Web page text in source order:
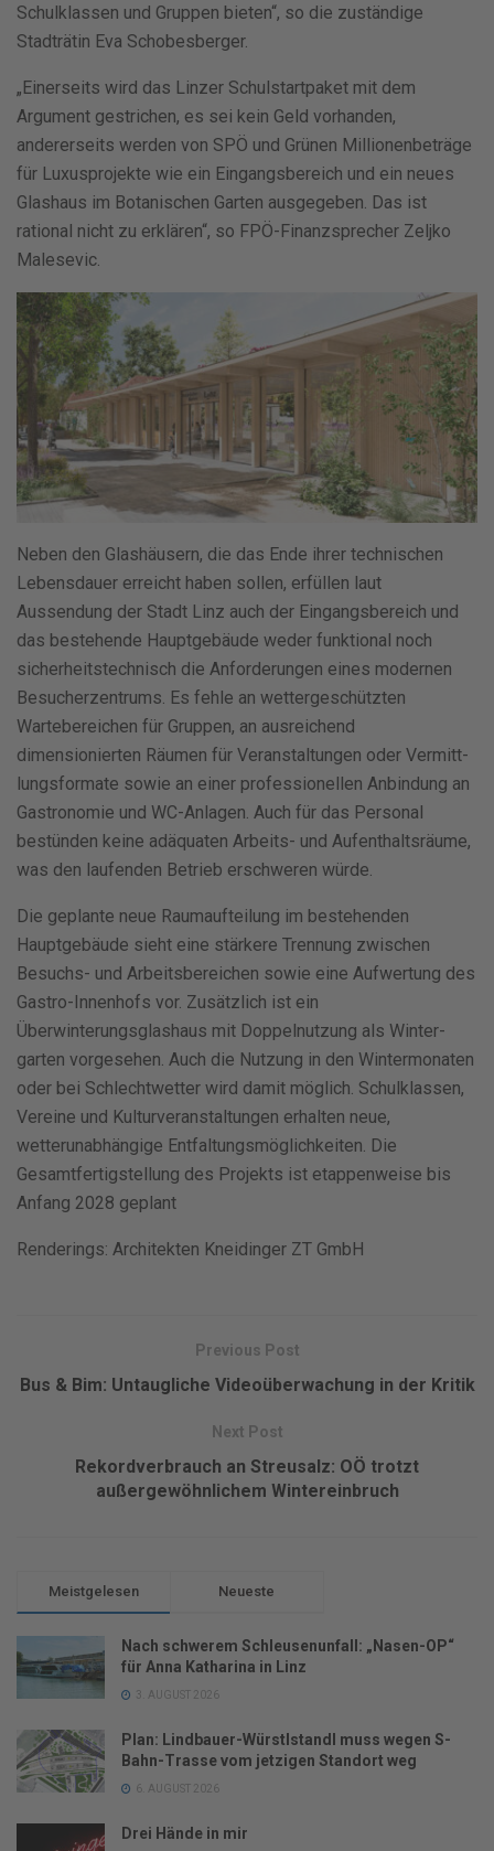
Schulklassen und Gruppen bieten“, so die zuständige
Stadträtin Eva Schobesberger.
„Einerseits wird das Linzer Schulstartpaket mit dem
Argument gestrichen, es sei kein Geld vorhanden,
andererseits werden von SPÖ und Grünen Millionenbeträge
für Luxusprojekte wie ein Eingangsbereich und ein neues
Glashaus im Botanischen Garten ausgegeben. Das ist
rational nicht zu erklären“, so FPÖ-Finanzsprecher Zeljko
Malesevic.
Neben den Glashäusern, die das Ende ihrer technischen
Lebensdauer erreicht haben sollen, erfüllen laut
Aussendung der Stadt Linz auch der Eingangsbereich und
das bestehende Hauptgebäude weder funktional noch
sicherheitstechnisch die Anforderungen eines modernen
Besucherzentrums. Es fehle an wettergeschützten
Wartebereichen für Gruppen, an ausreichend
dimensionierten Räumen für Veranstaltungen oder Vermitt-
lungsformate sowie an einer professionellen Anbindung an
Gastronomie und WC-Anlagen. Auch für das Personal
bestünden keine adäquaten Arbeits- und Aufenthaltsräume,
was den laufenden Betrieb erschweren würde.
Die geplante neue Raumaufteilung im bestehenden
Hauptgebäude sieht eine stärkere Trennung zwischen
Besuchs- und Arbeitsbereichen sowie eine Aufwertung des
Gastro-Innenhofs vor. Zusätzlich ist ein
Überwinterungsglashaus mit Doppelnutzung als Winter-
garten vorgesehen. Auch die Nutzung in den Wintermonaten
oder bei Schlechtwetter wird damit möglich. Schulklassen,
Vereine und Kulturveranstaltungen erhalten neue,
wetterunabhängige Entfaltungsmöglichkeiten. Die
Gesamtfertigstellung des Projekts ist etappenweise bis
Anfang 2028 geplant
Renderings: Architekten Kneidinger ZT GmbH
Previous Post
Bus & Bim: Untaugliche Videoüberwachung in der Kritik
Next Post
Rekordverbrauch an Streusalz: OÖ trotzt
außergewöhnlichem Wintereinbruch
Meistgelesen Neueste
Nach schwerem Schleusenunfall: „Nasen-OP“
für Anna Katharina in Linz
3. AUGUST 2026
Plan: Lindbauer-Würstlstandl muss wegen S-
Bahn-Trasse vom jetzigen Standort weg
6. AUGUST 2026
Drei Hände in mir